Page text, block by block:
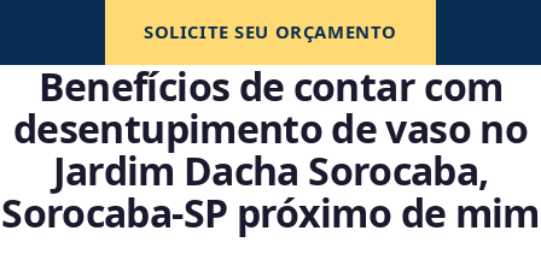
SOLICITE SEU ORÇAMENTO
Benefícios de contar com
desentupimento de vaso no
Jardim Dacha Sorocaba,
Sorocaba‑SP próximo de mim